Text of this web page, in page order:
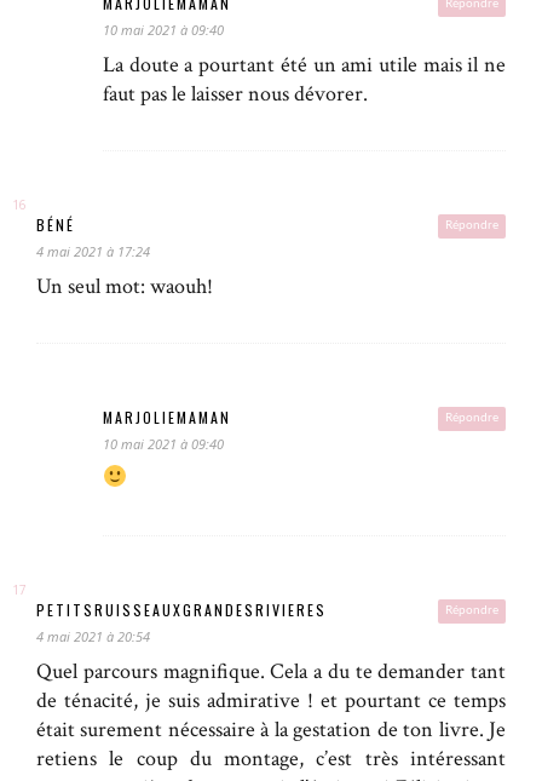
Répondre
10 mai 2021 à 09:40
La doute a pourtant été un ami utile mais il ne
faut pas le laisser nous dévorer.
Répondre
BÉNÉ
4 mai 2021 à 17:24
Un seul mot: waouh!
Répondre
MARJOLIEMAMAN
10 mai 2021 à 09:40
Répondre
PETITSRUISSEAUXGRANDESRIVIERES
4 mai 2021 à 20:54
Quel parcours magnifique. Cela a du te demander tant
de ténacité, je suis admirative ! et pourtant ce temps
était surement nécessaire à la gestation de ton livre. Je
retiens le coup du montage, c’est très intéressant